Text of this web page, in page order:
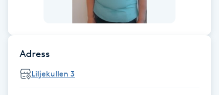
Fibromassage
Fillers
Adress
Liljekullen 3